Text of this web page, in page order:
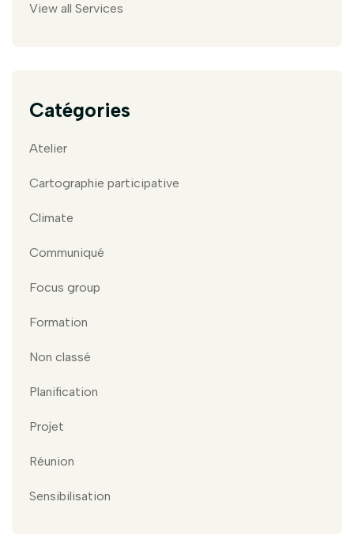
View all Services
Catégories
Atelier
Cartographie participative
Climate
Communiqué
Focus group
Formation
Non classé
Planification
Projet
Réunion
Sensibilisation